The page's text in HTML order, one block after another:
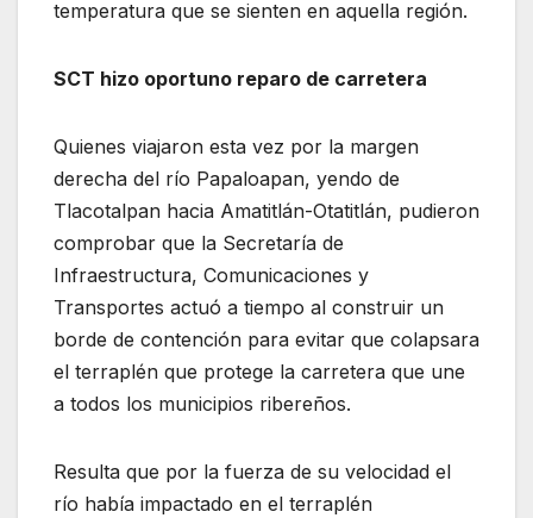
temperatura que se sienten en aquella región.
SCT hizo oportuno reparo de carretera
Quienes viajaron esta vez por la margen
derecha del río Papaloapan, yendo de
Tlacotalpan hacia Amatitlán-Otatitlán, pudieron
comprobar que la Secretaría de
Infraestructura, Comunicaciones y
Transportes actuó a tiempo al construir un
borde de contención para evitar que colapsara
el terraplén que protege la carretera que une
a todos los municipios ribereños.
Resulta que por la fuerza de su velocidad el
río había impactado en el terraplén